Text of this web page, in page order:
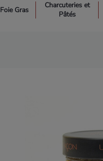
Foie Gras
Charcuteries et
Pâtés